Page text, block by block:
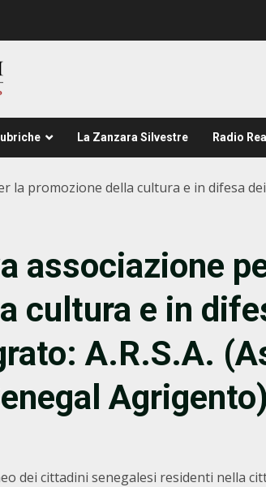
La Zanzara Silvestre Radio
la promozione della cultura e in difesa
associazione
cultura e in
A.R.S.A.
Agrigento)
dei cittadini senegalesi residenti nella